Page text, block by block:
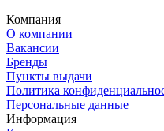
Компания
О компании
Вакансии
Бренды
Пункты выдачи
Политика
Персональные данные
Информация